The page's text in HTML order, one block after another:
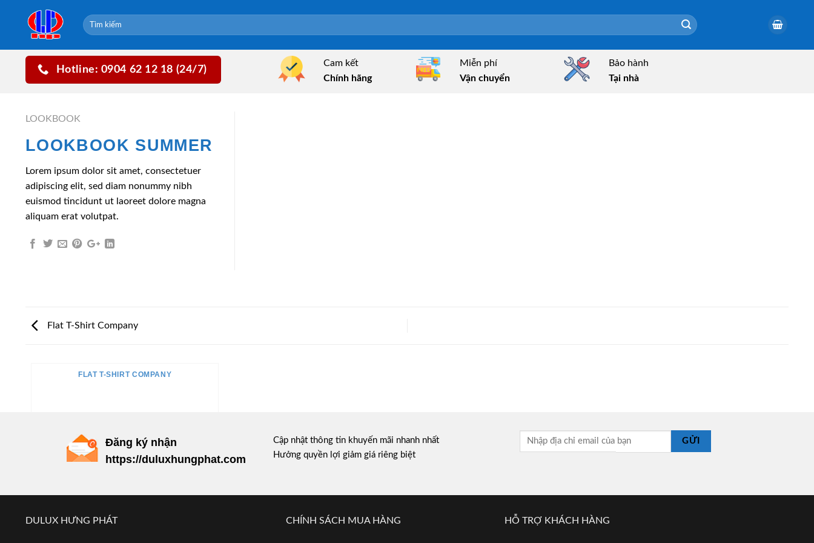
content
Hotline: 0904 62 12 18 (24/7)
Cam kết
Chính hãng
Miễn phí
Vận chuyển
Bảo hành
Tại nhà
LOOKBOOK
LOOKBOOK SUMMER
Lorem ipsum dolor sit amet, consectetuer
adipiscing elit, sed diam nonummy nibh
euismod tincidunt ut laoreet dolore magna
aliquam erat volutpat.
Flat T-Shirt Company
FLAT T-SHIRT COMPANY
Đăng ký nhận
https://duluxhungphat.com
Cập nhật thông tin khuyến mãi nhanh nhất
Hưởng quyền lợi giảm giá riêng biệt
GỬI
DULUX HƯNG PHÁT CHÍNH SÁCH MUA HÀNG HỖ TRỢ KHÁCH HÀNG